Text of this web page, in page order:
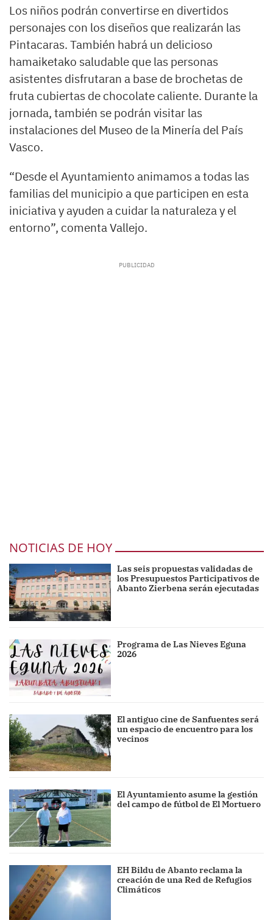
Los niños podrán convertirse en divertidos
personajes con los diseños que realizarán las
Pintacaras. También habrá un delicioso
hamaiketako saludable que las personas
asistentes disfrutaran a base de brochetas de
fruta cubiertas de chocolate caliente. Durante la
jornada, también se podrán visitar las
instalaciones del Museo de la Minería del País
Vasco.
“Desde el Ayuntamiento animamos a todas las
familias del municipio a que participen en esta
iniciativa y ayuden a cuidar la naturaleza y el
entorno”, comenta Vallejo.
NOTICIAS DE HOY
Las seis propuestas validadas de
los Presupuestos Participativos de
Abanto Zierbena serán ejecutadas
Programa de Las Nieves Eguna
2026
El antiguo cine de Sanfuentes será
un espacio de encuentro para los
vecinos
El Ayuntamiento asume la gestión
del campo de fútbol de El Mortuero
EH Bildu de Abanto reclama la
creación de una Red de Refugios
Climáticos